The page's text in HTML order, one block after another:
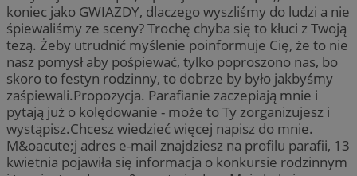
koniec jako GWIAZDY, dlaczego wyszliśmy do ludzi a nie
śpiewaliśmy ze sceny? Trochę chyba się to kłuci z Twoją
tezą. Żeby utrudnić myślenie poinformuje Cię, że to nie
nasz pomysł aby pośpiewać, tylko poproszono nas, bo
skoro to festyn rodzinny, to dobrze by było jakbyśmy
zaśpiewali.Propozycja. Parafianie zaczepiają mnie i
pytają już o kolędowanie - może to Ty zorganizujesz i
wystąpisz.Chcesz wiedzieć więcej napisz do mnie.
M&oacute;j adres e-mail znajdziesz na profilu parafii, 13
kwietnia pojawiła się informacja o konkursie rodzinnym